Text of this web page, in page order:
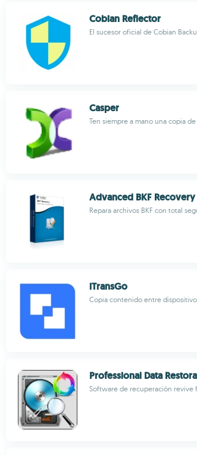
Cobian Reflector
El sucesor oficial de Cobian
Casper
Ten siempre a mano una copia
Advanced BKF
Repara archivos BKF con total
iTransGo
Copia contenido entre
Professional Data
Software de recuperación revive